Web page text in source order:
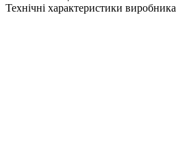
Технічні характеристики виробника